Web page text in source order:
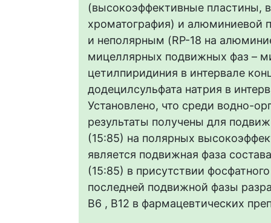
(высокоэффективные пластины,
хроматография) и
и неполярным (RP-18 на
мицеллярных подвижных фаз –
цетилпиридиния в интервале
додецилсульфата натрия в
Установлено, что среди водно-
результаты получены для
(15:85) на полярных
является подвижная фаза
(15:85) в присутствии
последней подвижной фазы
В6 , В12 в фармацевтических